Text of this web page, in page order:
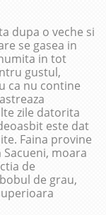
dupa o veche si
se gasea in
in tot
gustul,
ca nu contine
zile datorita
este dat
Faina provine
moara
de
de grau,